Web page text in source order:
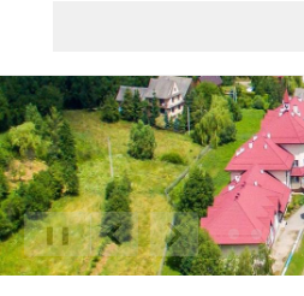
Poprzedni Element
Następny Element
❚❚